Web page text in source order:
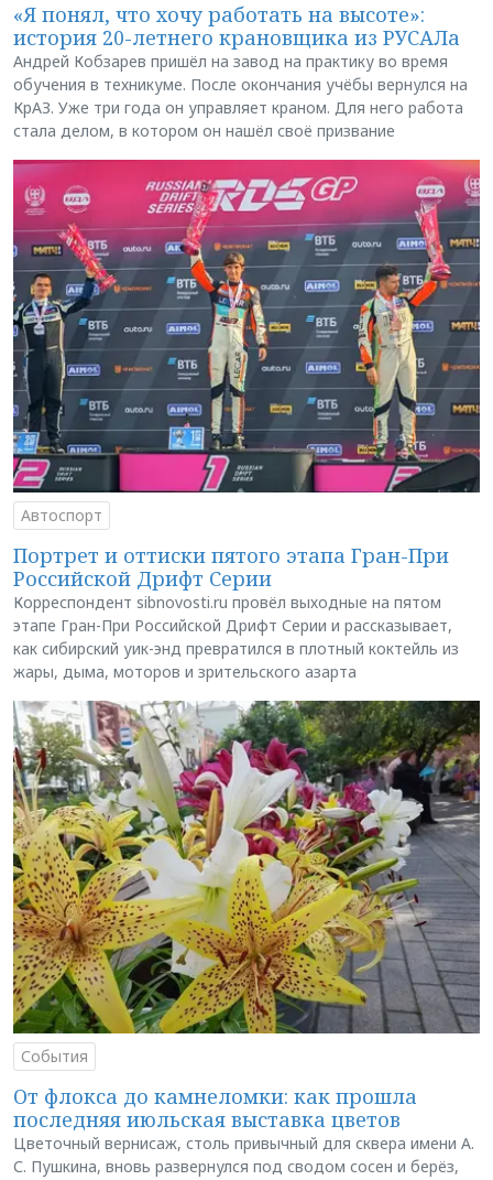
«Я понял, что хочу работать на высоте»:
история 20-летнего крановщика из РУСАЛа
Андрей Кобзарев пришёл на завод на практику во время
обучения в техникуме. После окончания учёбы вернулся на
КрАЗ. Уже три года он управляет краном. Для него работа
стала делом, в котором он нашёл своё призвание
Автоспорт
Портрет и оттиски пятого этапа Гран-При
Российской Дрифт Серии
Корреспондент sibnovosti.ru провёл выходные на пятом
этапе Гран-При Российской Дрифт Серии и рассказывает,
как сибирский уик-энд превратился в плотный коктейль из
жары, дыма, моторов и зрительского азарта
События
От флокса до камнеломки: как прошла
последняя июльская выставка цветов
Цветочный вернисаж, столь привычный для сквера имени А.
С. Пушкина, вновь развернулся под сводом сосен и берёз,